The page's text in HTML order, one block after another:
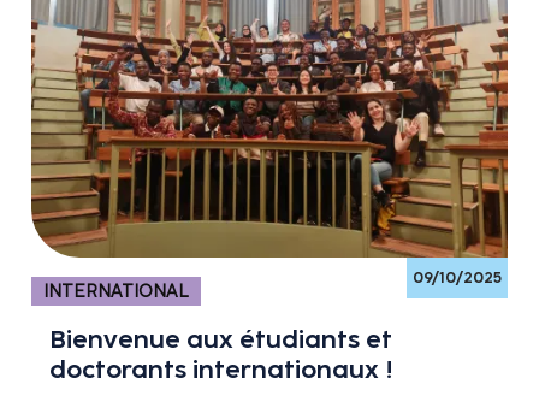
09/10/2025
INTERNATIONAL
Bienvenue aux étudiants et
doctorants internationaux !